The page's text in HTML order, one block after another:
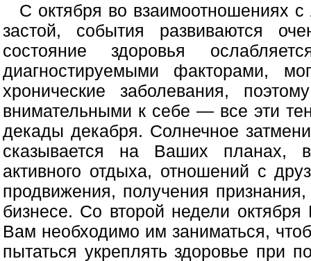
С октября во взаимоотношениях
застой, события развиваются
состояние здоровья
диагностируемыми факторами,
хронические заболевания,
внимательными к себе — все эти
декады декабря. Солнечное
сказывается на Ваших планах,
активного отдыха, отношений с
продвижения, получения
бизнесе. Со второй недели
Вам необходимо им заниматься,
пытаться укреплять здоровье при